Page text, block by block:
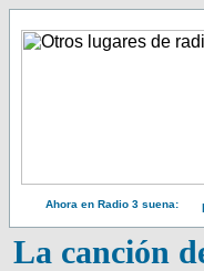
Ahora en Radio 3 suena:
La canción